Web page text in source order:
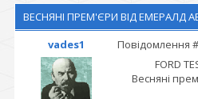
ВЕСНЯНІ ПРЕМ'ЄРИ ВІД ЕМЕРАЛД
vades1
Повідомлення #
FORD
Весняні